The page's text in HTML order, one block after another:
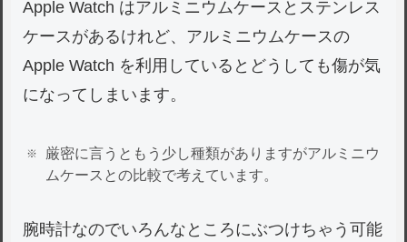
Apple Watch はアルミニウムケースとステンレス
ケースがあるけれど、アルミニウムケースの
Apple Watch を利用しているとどうしても傷が気
になってしまいます。
厳密に言うともう少し種類がありますがアルミニウ
ムケースとの比較で考えています。
腕時計なのでいろんなところにぶつけちゃう可能